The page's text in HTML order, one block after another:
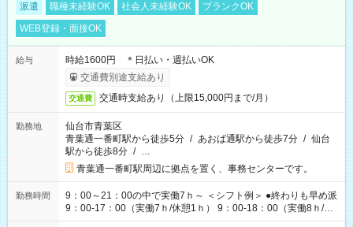
派遣 職種未経験OK 社会人未経験OK
ブランクOK
WEB登録・面接OK
給与
時給1600円 ＊日払い・週払いOK
交通費別途支給あり
交通費 交通時支給あり（上限15,000円まで/月）
勤務地
仙台市青葉区
青葉通一番町駅から徒歩5分 / あおば通駅から徒歩7分 / 仙台
駅から徒歩8分 / …
青葉通一番町駅周辺に拠点を置く、事務センターです。
勤務時間
9：00～21：00の中で実働7ｈ～ ＜シフト例＞ ●終わりも早め派
9：00-17：00（実働7ｈ/休憩1ｈ） 9：00-18：00（実働8ｈ/休
憩1ｈ） 10：00-19：00（実働8ｈ/休憩1ｈ） ●朝ゆっくり派